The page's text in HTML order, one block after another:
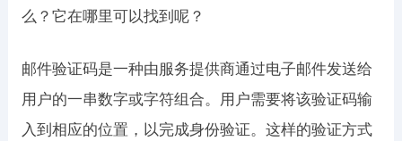
么？它在哪里可以找到呢？
邮件验证码是一种由服务提供商通过电子邮件发送给
用户的一串数字或字符组合。用户需要将该验证码输
入到相应的位置，以完成身份验证。这样的验证方式